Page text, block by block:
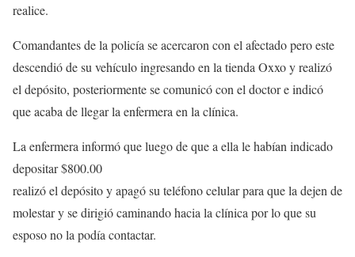
realice.
Comandantes de la policía se acercaron con el afectado pero este
descendió de su vehículo ingresando en la tienda Oxxo y realizó
el depósito, posteriormente se comunicó con el doctor e indicó
que acaba de llegar la enfermera en la clínica.
La enfermera informó que luego de que a ella le habían indicado
depositar $800.00
realizó el depósito y apagó su teléfono celular para que la dejen de
molestar y se dirigió caminando hacia la clínica por lo que su
esposo no la podía contactar.